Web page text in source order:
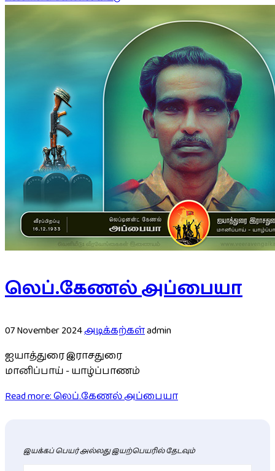
லெப்.கேணல் அப்பையா
07 November 2024அடிக்கற்கள்admin
ஐயாத்துரை இராசதுரை
மானிப்பாய் - யாழ்ப்பாணம்
Read more: லெப்.கேணல் அப்பையா
இயக்கப் பெயர் அல்லது இயற்பெயரில் தேடவும்